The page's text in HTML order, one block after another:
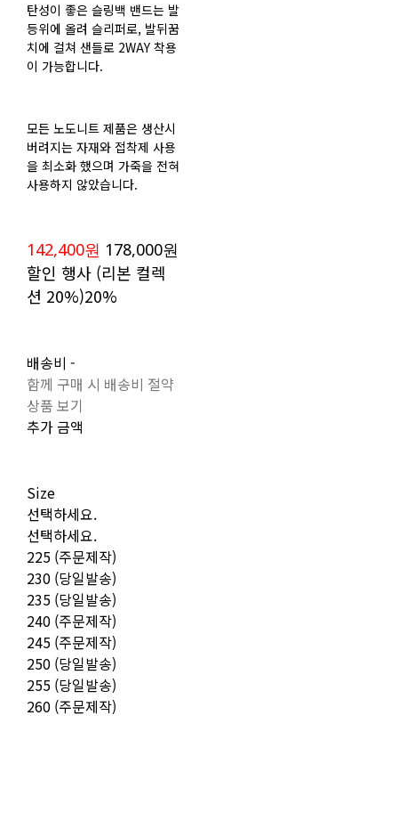
탄성이 좋은 슬링백 밴드는 발
등위에 올려 슬리퍼로, 발뒤꿈
치에 걸쳐 샌들로 2WAY 착용
이 가능합니다.
모든 노도니트 제품은 생산시
버려지는 자재와 접착제 사용
을 최소화 했으며 가죽을 전혀
사용하지 않았습니다.
142,400원 178,000원
할인 행사 (리본 컬렉
션 20%)20%
배송비 -
함께 구매 시 배송비 절약
상품 보기
추가 금액
Size
선택하세요.
선택하세요.
225 (주문제작)
230 (당일발송)
235 (당일발송)
240 (주문제작)
245 (주문제작)
250 (당일발송)
255 (당일발송)
260 (주문제작)